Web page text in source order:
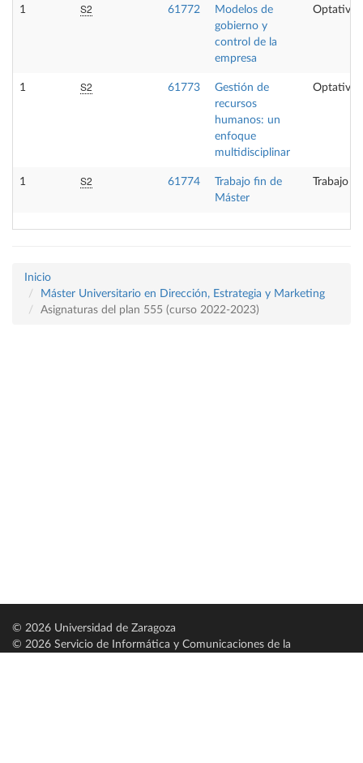
1 S2 61772
Modelos de
gobierno y
control de la
empresa
Optativa
1 S2 61773
Gestión de
recursos
humanos: un
enfoque
multidisciplinar
Optativa
1 S2 61774
Trabajo fin de
Máster
Trabajo
Inicio
Máster Universitario en Dirección, Estrategia y Marketing
Asignaturas del plan 555 (curso 2022-2023)
© 2026 Universidad de Zaragoza
© 2026 Servicio de Informática y Comunicaciones de la